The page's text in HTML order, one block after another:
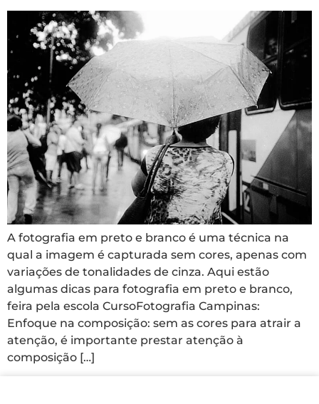
A fotografia em preto e branco é uma técnica na
qual a imagem é capturada sem cores, apenas com
variações de tonalidades de cinza. Aqui estão
algumas dicas para fotografia em preto e branco,
feira pela escola CursoFotografia Campinas:
Enfoque na composição: sem as cores para atrair a
atenção, é importante prestar atenção à
composição […]